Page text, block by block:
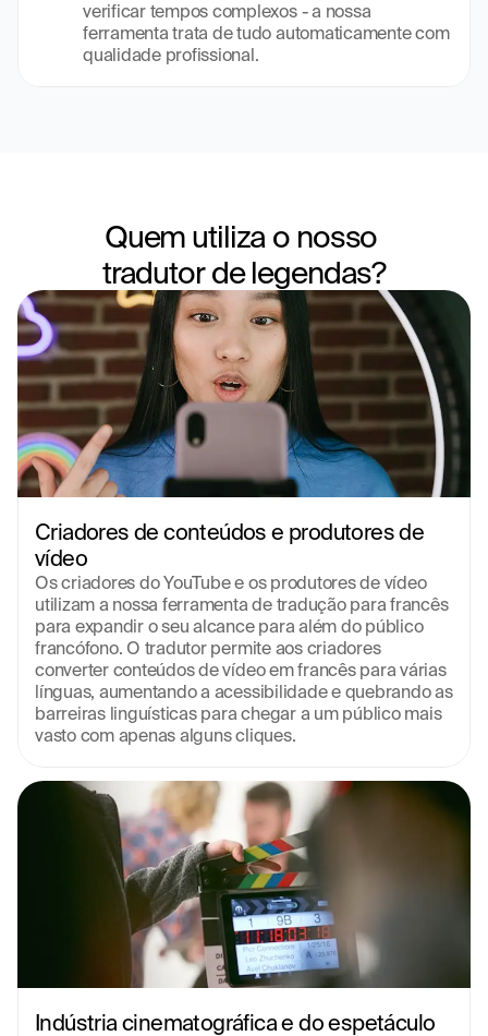
verificar tempos complexos - a nossa
ferramenta trata de tudo automaticamente com
qualidade profissional.
Quem utiliza o nosso
tradutor de legendas?
Criadores de conteúdos e produtores de
vídeo
Os criadores do YouTube e os produtores de vídeo
utilizam a nossa ferramenta de tradução para francês
para expandir o seu alcance para além do público
francófono. O tradutor permite aos criadores
converter conteúdos de vídeo em francês para várias
línguas, aumentando a acessibilidade e quebrando as
barreiras linguísticas para chegar a um público mais
vasto com apenas alguns cliques.
Indústria cinematográfica e do espetáculo